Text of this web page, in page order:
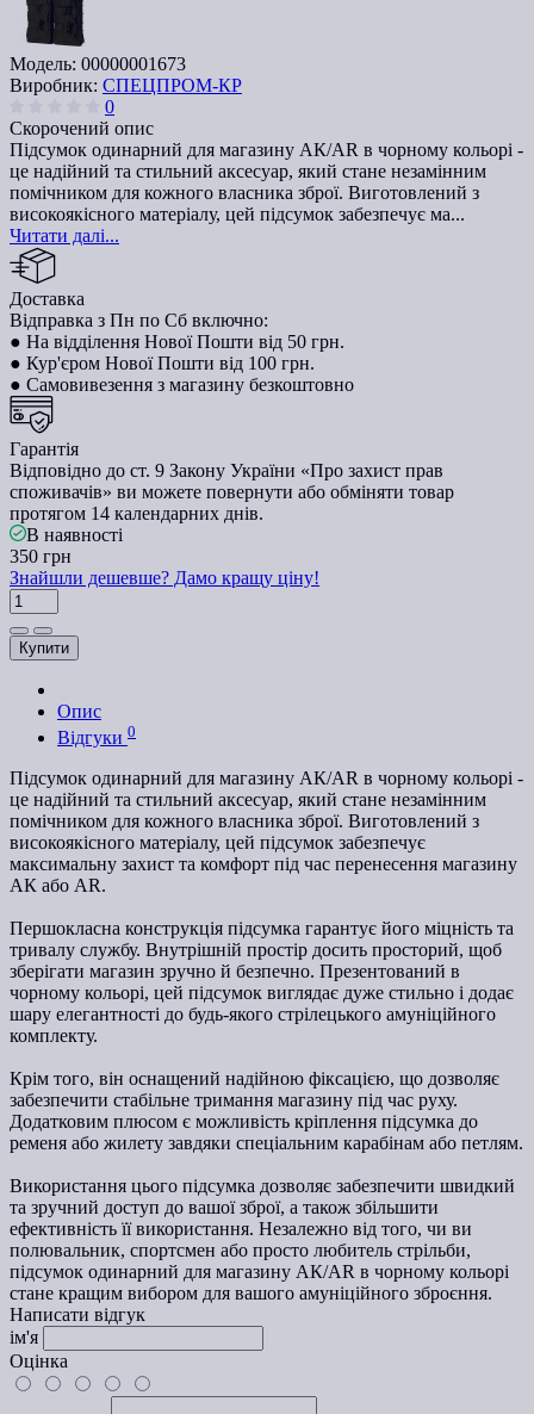
Модель: 00000001673
Виробник: СПЕЦПРОМ-КР
0
Скорочений опис
Підсумок одинарний для магазину АК/AR в чорному кольорі -
це надійний та стильний аксесуар, який стане незамінним
помічником для кожного власника зброї. Виготовлений з
високоякісного матеріалу, цей підсумок забезпечує ма...
Читати далі...
Доставка
Відправка з Пн по Сб включно:
● На відділення Нової Пошти від 50 грн.
● Кур'єром Нової Пошти від 100 грн.
● Самовивезення з магазину безкоштовно
Гарантія
Відповідно до ст. 9 Закону України «Про захист прав
споживачів» ви можете повернути або обміняти товар
протягом 14 календарних днів.
В наявності
350 грн
Знайшли дешевше? Дамо кращу ціну!
Купити
Опис
Відгуки 0
Підсумок одинарний для магазину АК/AR в чорному кольорі -
це надійний та стильний аксесуар, який стане незамінним
помічником для кожного власника зброї. Виготовлений з
високоякісного матеріалу, цей підсумок забезпечує
максимальну захист та комфорт під час перенесення магазину
АК або AR.
Першокласна конструкція підсумка гарантує його міцність та
тривалу службу. Внутрішній простір досить просторий, щоб
зберігати магазин зручно й безпечно. Презентований в
чорному кольорі, цей підсумок виглядає дуже стильно і додає
шару елегантності до будь-якого стрілецького амуніційного
комплекту.
Крім того, він оснащений надійною фіксацією, що дозволяє
забезпечити стабільне тримання магазину під час руху.
Додатковим плюсом є можливість кріплення підсумка до
ременя або жилету завдяки спеціальним карабінам або петлям.
Використання цього підсумка дозволяє забезпечити швидкий
та зручний доступ до вашої зброї, а також збільшити
ефективність її використання. Незалежно від того, чи ви
полювальник, спортсмен або просто любитель стрільби,
підсумок одинарний для магазину АК/AR в чорному кольорі
стане кращим вибором для вашого амуніційного зброєння.
Написати відгук
ім'я
Оцінка